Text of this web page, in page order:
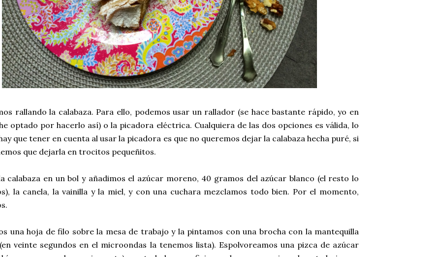
rallando la calabaza. Para ello, podemos usar un rallador (se hace bastante rápido, yo en
optado por hacerlo así) o la picadora eléctrica. Cualquiera de las dos opciones es válida, lo
que tener en cuenta al usar la picadora es que no queremos dejar la calabaza hecha puré, si
que dejarla en trocitos pequeñitos.
calabaza en un bol y añadimos el azúcar moreno, 40 gramos del azúcar blanco (el resto lo
la canela, la vainilla y la miel, y con una cuchara mezclamos todo bien. Por el momento,
una hoja de filo sobre la mesa de trabajo y la pintamos con una brocha con la mantequilla
veinte segundos en el microondas la tenemos lista). Espolvoreamos una pizca de azúcar